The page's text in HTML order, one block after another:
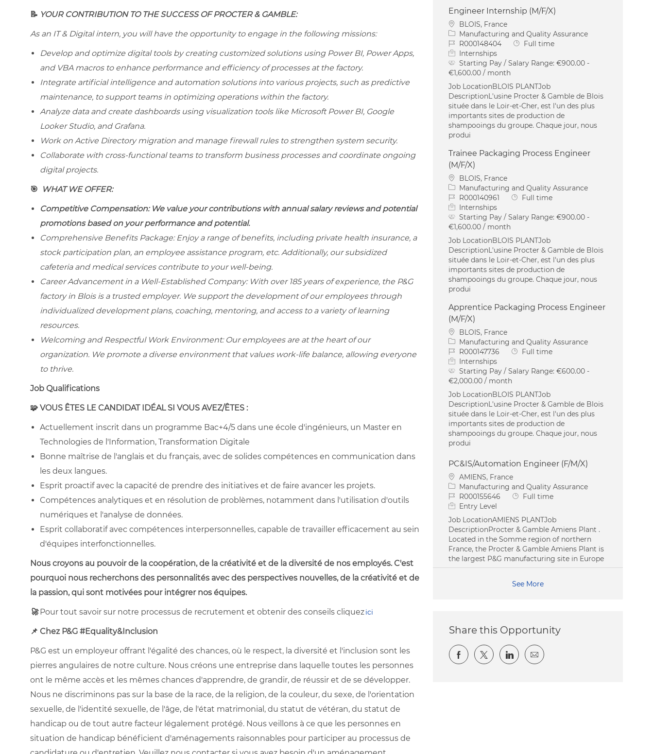
📝 YOUR CONTRIBUTION TO THE SUCCESS OF PROCTER & GAMBLE:
As an IT & Digital intern, you will have the opportunity to engage in the following missions:
Develop and optimize digital tools by creating customized solutions using Power BI, Power Apps,
and VBA macros to enhance performance and efficiency of processes at the factory.
Integrate artificial intelligence and automation solutions into various projects, such as predictive
maintenance, to support teams in optimizing operations within the factory.
Analyze data and create dashboards using visualization tools like Microsoft Power BI, Google
Looker Studio, and Grafana.
Work on Active Directory migration and manage firewall rules to strengthen system security.
Collaborate with cross-functional teams to transform business processes and coordinate ongoing
digital projects.
🎯 WHAT WE OFFER:
Competitive Compensation: We value your contributions with annual salary reviews and potential
promotions based on your performance and potential.
Comprehensive Benefits Package: Enjoy a range of benefits, including private health insurance, a
stock participation plan, an employee assistance program, etc. Additionally, our subsidized
cafeteria and medical services contribute to your well-being.
Career Advancement in a Well-Established Company: With over 185 years of experience, the P&G
factory in Blois is a trusted employer. We support the development of our employees through
individualized development plans, coaching, mentoring, and access to a variety of learning
resources.
Welcoming and Respectful Work Environment: Our employees are at the heart of our
organization. We promote a diverse environment that values work-life balance, allowing everyone
to thrive.
Job Qualifications
🧩 VOUS ÊTES LE CANDIDAT IDÉAL SI VOUS AVEZ/ÊTES :
Actuellement inscrit dans un programme Bac+4/5 dans une école d'ingénieurs, un Master en
Technologies de l'Information, Transformation Digitale
Bonne maîtrise de l'anglais et du français, avec de solides compétences en communication dans
les deux langues.
Esprit proactif avec la capacité de prendre des initiatives et de faire avancer les projets.
Compétences analytiques et en résolution de problèmes, notamment dans l'utilisation d'outils
numériques et l'analyse de données.
Esprit collaboratif avec compétences interpersonnelles, capable de travailler efficacement au sein
d'équipes interfonctionnelles.
Nous croyons au pouvoir de la coopération, de la créativité et de la diversité de nos employés. C'est
pourquoi nous recherchons des personnalités avec des perspectives nouvelles, de la créativité et de
la passion, qui sont motivées pour intégrer nos équipes.
🚀Pour tout savoir sur notre processus de recrutement et obtenir des conseils cliquezici
📌 Chez P&G #Equality&Inclusion
P&G est un employeur offrant l'égalité des chances, où le respect, la diversité et l'inclusion sont les
pierres angulaires de notre culture. Nous créons une entreprise dans laquelle toutes les personnes
ont le même accès et les mêmes chances d'apprendre, de grandir, de réussir et de se développer.
Nous ne discriminons pas sur la base de la race, de la religion, de la couleur, du sexe, de l'orientation
sexuelle, de l'identité sexuelle, de l'âge, de l'état matrimonial, du statut de vétéran, du statut de
handicap ou de tout autre facteur légalement protégé. Nous veillons à ce que les personnes en
situation de handicap bénéficient d'aménagements raisonnables pour participer au processus de
Engineer Internship (M/F/X)
Location
BLOIS, France
Category
Manufacturing and Quality Assurance
Job IdR000148404 Job Type
Full time
Internships
Starting Pay / Salary Range:€900.00 -
€1,600.00 / month
Job LocationBLOIS PLANTJob
DescriptionL'usine Procter & Gamble de Blois
située dans le Loir-et-Cher, est l'un des plus
importants sites de production de
shampooings du groupe. Chaque jour, nous
produi
Trainee Packaging Process Engineer
(M/F/X)
Location
BLOIS, France
Category
Manufacturing and Quality Assurance
Job IdR000140961 Job Type
Full time
Internships
Starting Pay / Salary Range:€900.00 -
€1,600.00 / month
Job LocationBLOIS PLANTJob
DescriptionL'usine Procter & Gamble de Blois
située dans le Loir-et-Cher, est l'un des plus
importants sites de production de
shampooings du groupe. Chaque jour, nous
produi
Apprentice Packaging Process Engineer
(M/F/X)
Location
BLOIS, France
Category
Manufacturing and Quality Assurance
Job IdR000147736 Job Type
Full time
Internships
Starting Pay / Salary Range:€600.00 -
€2,000.00 / month
Job LocationBLOIS PLANTJob
DescriptionL'usine Procter & Gamble de Blois
située dans le Loir-et-Cher, est l'un des plus
importants sites de production de
shampooings du groupe. Chaque jour, nous
produi
PC&IS/Automation Engineer (F/M/X)
Location
AMIENS, France
Category
Manufacturing and Quality Assurance
Job IdR000155646 Job Type
Full time
Entry Level
Job LocationAMIENS PLANTJob
DescriptionProcter & Gamble Amiens Plant .
Located in the Somme region of northern
France, the Procter & Gamble Amiens Plant is
the largest P&G manufacturing site in Europe
See More
Share this Opportunity
Share via Facebook
Share via twitter
Share via LinkedIn
Share via email